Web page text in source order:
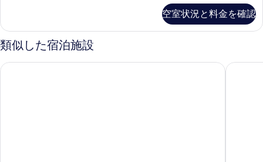
す
る
ベ
ッ
ド
フ
ァ
ー
ベ
ッ
ル
ベ
ッ
ド
ク
ル
ー
ダ
空室状況と料金を確認
類似した宿泊施設
ヒルトン ガーデン イン デブレツェン シティ センターホテル